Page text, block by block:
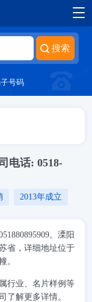
号码
电话: 0518-
2013年成立
。溧阳
省，详细地址位于
。
行业、名片样例等
了解更多详情。